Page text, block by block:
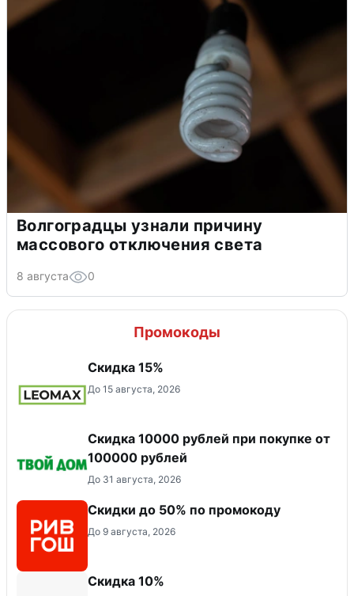
Волгоградцы узнали причину
массового отключения света
8 августа 0
Промокоды
Скидка 15%
До 15 августа, 2026
Скидка 10000 рублей при покупке от
100000 рублей
До 31 августа, 2026
Скидки до 50% по промокоду
До 9 августа, 2026
Скидка 10%